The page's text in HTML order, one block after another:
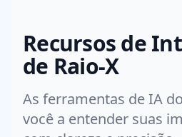
Recursos de
de Raio-X
As ferramentas de IA
você a entender suas